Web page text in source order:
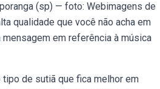
(sp) — foto: Webimagens de
qualidade que você não acha em
em referência à música
de sutiã que fica melhor em